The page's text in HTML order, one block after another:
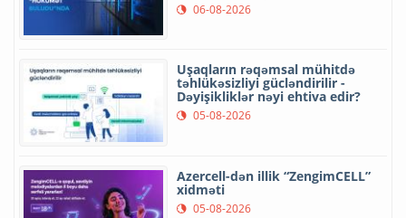
06-08-2026
Uşaqların rəqəmsal mühitdə
təhlükəsizliyi gücləndirilir -
Dəyişikliklər nəyi ehtiva edir?
05-08-2026
Azercell-dən illik “ZengimCELL”
xidməti
05-08-2026